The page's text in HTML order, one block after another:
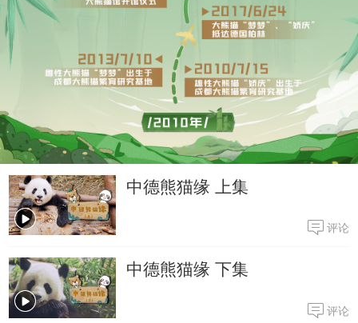
中德熊猫缘 上集
评论
中德熊猫缘 下集
评论